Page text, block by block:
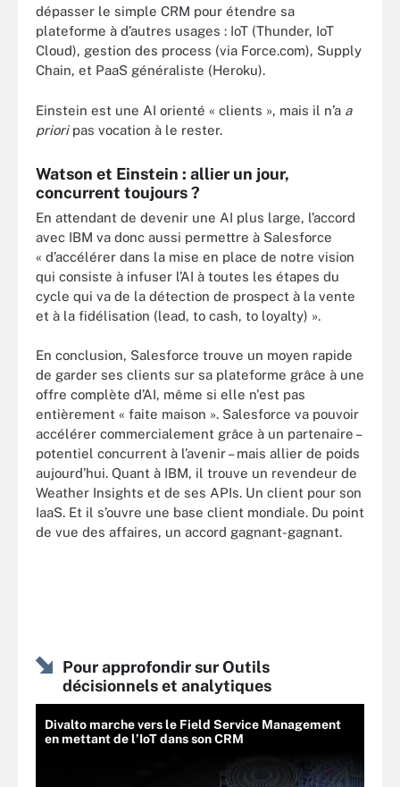
dépasser le simple CRM pour étendre sa
plateforme à d’autres usages : IoT (Thunder, IoT
Cloud), gestion des process (via Force.com), Supply
Chain, et PaaS généraliste (Heroku).
Einstein est une AI orienté « clients », mais il n’a a
prioripas vocation à le rester.
Watson et Einstein : allier un jour,
concurrent toujours ?
En attendant de devenir une AI plus large, l’accord
avec IBM va donc aussi permettre à Salesforce
« d’accélérer dans la mise en place de notre vision
qui consiste à infuser l’AI à toutes les étapes du
cycle qui va de la détection de prospect à la vente
et à la fidélisation (lead, to cash, to loyalty) ».
En conclusion, Salesforce trouve un moyen rapide
de garder ses clients sur sa plateforme grâce à une
offre complète d’AI, même si elle n'est pas
entièrement « faite maison ». Salesforce va pouvoir
accélérer commercialement grâce à un partenaire –
potentiel concurrent à l’avenir – mais allier de poids
aujourd’hui. Quant à IBM, il trouve un revendeur de
Weather Insights et de ses APIs. Un client pour son
IaaS. Et il s’ouvre une base client mondiale. Du point
de vue des affaires, un accord gagnant-gagnant.
Pour approfondir sur Outils
décisionnels et analytiques
Divalto marche vers le Field Service Management
en mettant de l’IoT dans son CRM